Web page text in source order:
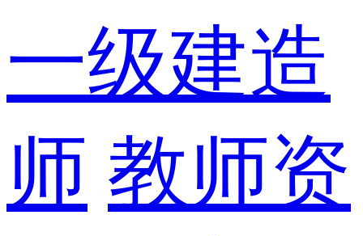
一级建造
师 教师资